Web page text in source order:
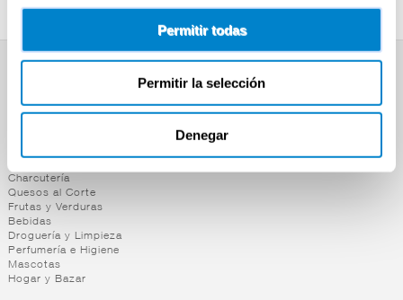
Permitir todas
Permitir la selección
Denegar
Alimentación
Charcutería
Quesos al Corte
Frutas y Verduras
Bebidas
Droguería y Limpieza
Perfumería e Higiene
Mascotas
Hogar y Bazar